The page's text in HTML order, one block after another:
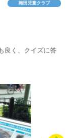
梅田児童クラブ
良く、クイズに答